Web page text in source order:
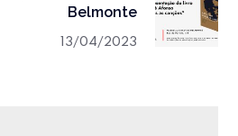
Belmonte
13/04/2023